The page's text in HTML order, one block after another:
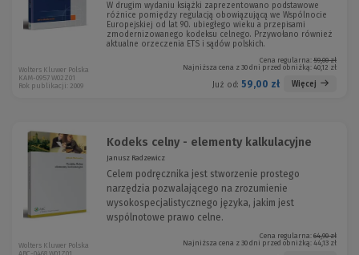
W drugim wydaniu książki zaprezentowano podstawowe
różnice pomiędzy regulacją obowiązującą we Wspólnocie
Europejskiej od lat 90. ubiegłego wieku a przepisami
zmodernizowanego kodeksu celnego. Przywołano również
aktualne orzeczenia ETS i sądów polskich.
Cena regularna: 59,00 zł
Najniższa cena z 30 dni przed obniżką: 40,12 zł
Już od: 59,00 zł Więcej
Wolters Kluwer Polska
KAM-0957 W02Z01
Rok publikacji: 2009
Kodeks celny - elementy kalkulacyjne
Janusz Radzewicz
Celem podręcznika jest stworzenie prostego
narzędzia pozwalającego na zrozumienie
wysokospecjalistycznego języka, jakim jest
wspólnotowe prawo celne.
Cena regularna: 64,90 zł
Najniższa cena z 30 dni przed obniżką: 44,13 zł
Wolters Kluwer Polska
ABC-0468 W01Z01